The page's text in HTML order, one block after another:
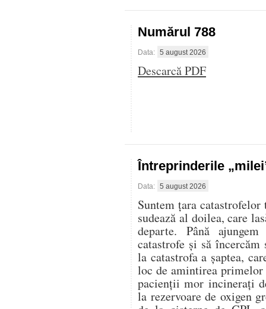
Numărul 788
Data: 5 august 2026
Descarcă PDF
Întreprinderile
Data: 5 august 2026
Suntem țara
sudează al doilea, care
departe. Până
catastrofe și să
la catastrofa a șaptea,
loc de amintirea
pacienții mor incinerați
la rezervoare de oxigen